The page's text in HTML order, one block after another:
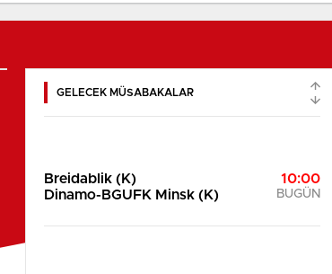
GELECEK MÜSABAKALAR
Breidablik (K)
10:00
Dinamo-BGUFK Minsk (K)
BUGÜN